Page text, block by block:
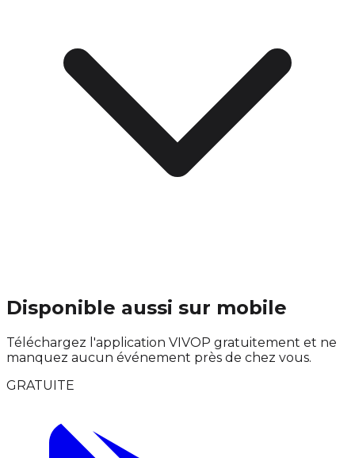
Disponible aussi sur mobile
Téléchargez l'application VIVOP gratuitement et ne
manquez aucun événement près de chez vous.
GRATUITE